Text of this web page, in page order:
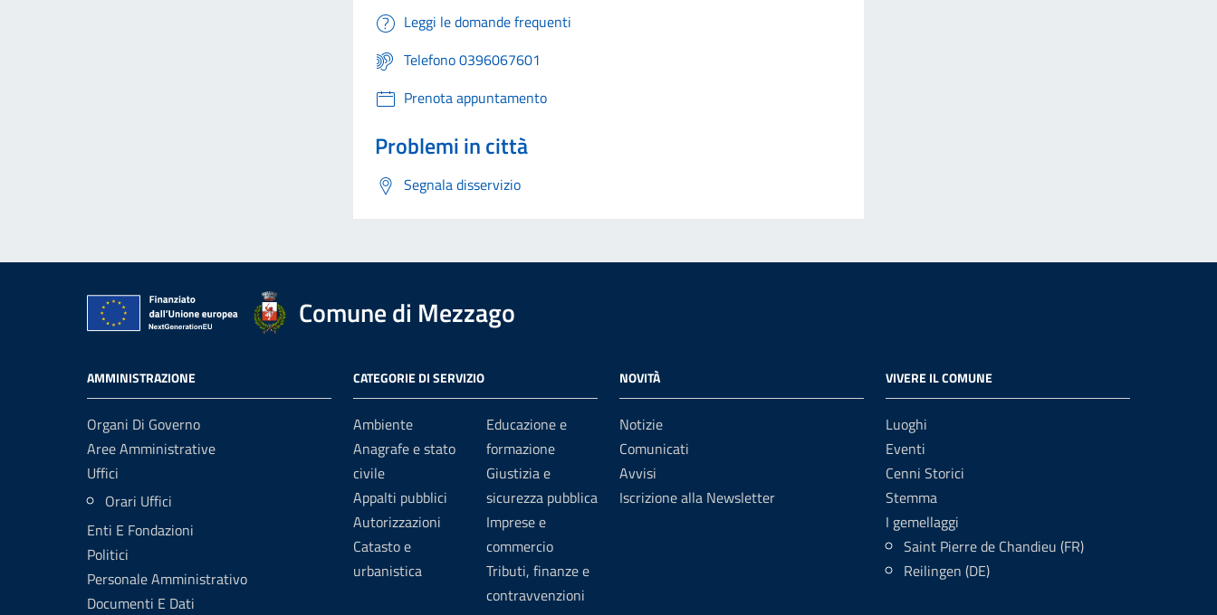
Leggi le domande frequenti
Telefono 0396067601
Prenota appuntamento
Problemi in città
Segnala disservizio
Comune di Mezzago
AMMINISTRAZIONE
Organi Di Governo
Aree Amministrative
Uffici
Orari Uffici
Enti E Fondazioni
Politici
Personale Amministrativo
Documenti E Dati
CATEGORIE DI SERVIZIO
Ambiente
Anagrafe e stato
civile
Appalti pubblici
Autorizzazioni
Catasto e
urbanistica
Educazione e
formazione
Giustizia e
sicurezza pubblica
Imprese e
commercio
Tributi, finanze e
contravvenzioni
NOVITÀ
Notizie
Comunicati
Avvisi
Iscrizione alla Newsletter
VIVERE IL COMUNE
Luoghi
Eventi
Cenni Storici
Stemma
I gemellaggi
Saint Pierre de Chandieu (FR)
Reilingen (DE)